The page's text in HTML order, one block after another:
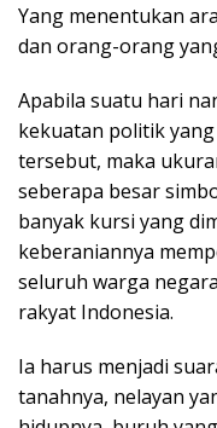
Yang menentukan
dan orang-orang
Apabila suatu hari
kekuatan politik
tersebut, maka
seberapa besar
banyak kursi yang
keberaniannya
seluruh warga
rakyat Indonesia.
Ia harus menjadi
tanahnya, nelayan